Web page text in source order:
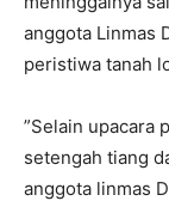
anggota Linmas
peristiwa tanah
‎‎”Selain upacara
setengah tiang
anggota linmas